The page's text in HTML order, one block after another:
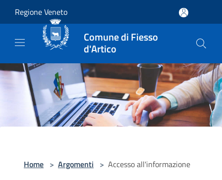
Regione Veneto
Comune di Fiesso
d'Artico
Home > Argomenti > Accesso all'informazione